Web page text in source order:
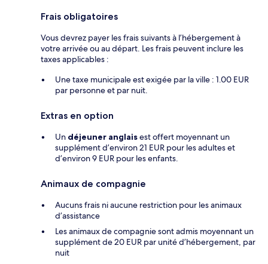
Frais obligatoires
Vous devrez payer les frais suivants à l’hébergement à
votre arrivée ou au départ. Les frais peuvent inclure les
taxes applicables :
Une taxe municipale est exigée par la ville : 1.00 EUR
par personne et par nuit.
Extras en option
Un déjeuner anglaisest offert moyennant un
supplément d’environ 21 EUR pour les adultes et
d’environ 9 EUR pour les enfants.
Animaux de compagnie
Aucuns frais ni aucune restriction pour les animaux
d’assistance
Les animaux de compagnie sont admis moyennant un
supplément de 20 EUR par unité d’hébergement, par
nuit